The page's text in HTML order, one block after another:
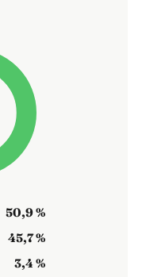
50,9 %
45,7 %
3,4 %